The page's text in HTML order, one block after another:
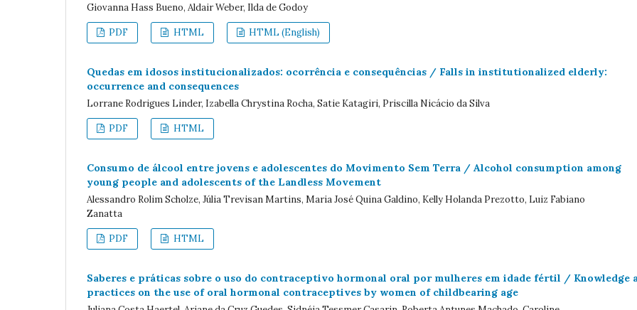
Giovanna Hass Bueno, Aldair Weber, Ilda de Godoy
PDF HTML HTML (English)
Quedas em idosos institucionalizados: ocorrência e consequências / Falls in institutionalized elderly:
occurrence and consequences
Lorrane Rodrigues Linder, Izabella Chrystina Rocha, Satie Katagiri, Priscilla Nicácio da Silva
PDF HTML
Consumo de álcool entre jovens e adolescentes do Movimento Sem Terra / Alcohol consumption among
young people and adolescents of the Landless Movement
Alessandro Rolim Scholze, Júlia Trevisan Martins, Maria José Quina Galdino, Kelly Holanda Prezotto, Luiz Fabiano
Zanatta
PDF HTML
Saberes e práticas sobre o uso do contraceptivo hormonal oral por mulheres em idade fértil / Knowledge
practices on the use of oral hormonal contraceptives by women of childbearing age